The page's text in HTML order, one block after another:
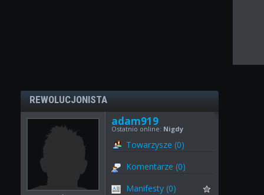
REWOLUCJONISTA
adam919
Ostatnio online: Nigdy
Towarzysze (0)
Komentarze (0)
Manifesty (0)